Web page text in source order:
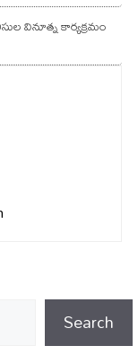
వినూత్న కార్యక్రమం
Search